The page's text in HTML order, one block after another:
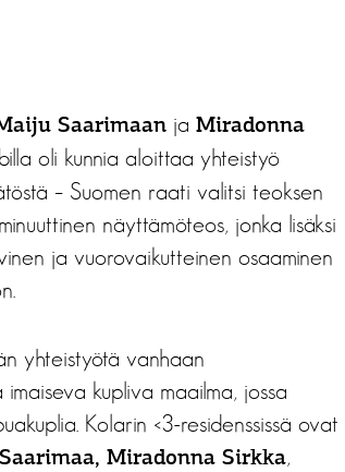
Saarimaan ja Miradonna
oli kunnia aloittaa yhteistyö
– Suomen raati valitsi teoksen
näyttämöteos, jonka lisäksi
ja vuorovaikutteinen osaaminen
yhteistyötä vanhaan
kupliva maailma, jossa
Kolarin <3-residenssissä ovat
Miradonna Sirkka,